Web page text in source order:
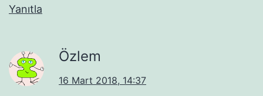
Yanıtla
Özlem
16 Mart 2018, 14:37